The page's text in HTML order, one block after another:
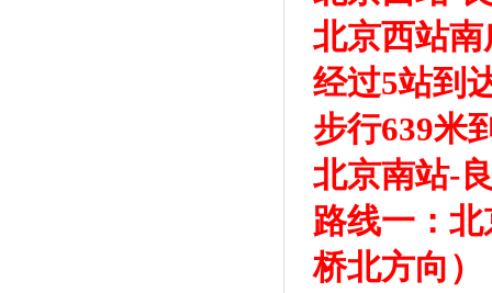
北京西站
经过5站到
步行639米
北京南站-
路线一：
桥北方向）